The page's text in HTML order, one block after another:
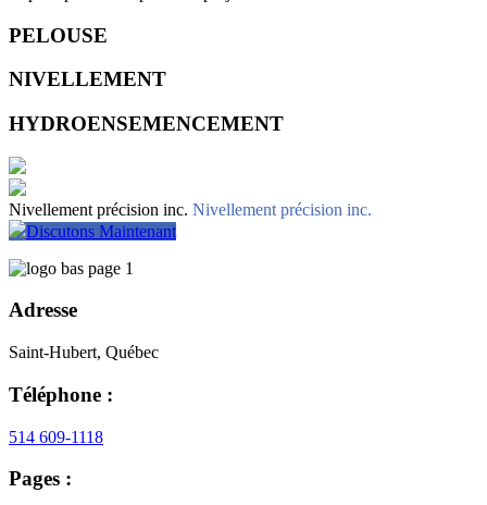
PELOUSE
NIVELLEMENT
HYDROENSEMENCEMENT
Nivellement précision inc. Nivellement précision inc.
Discutons Maintenant
Adresse
Saint-Hubert, Québec
Téléphone :
514 609-1118
Pages :